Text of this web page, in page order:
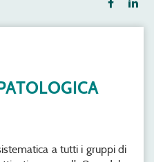
a tutti i gruppi di